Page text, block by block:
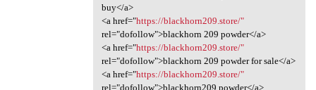
buy</a>
<a href="https://blackhorn209.store/"
rel="dofollow">blackhorn 209 powder</a>
<a href="https://blackhorn209.store/"
rel="dofollow">blackhorn 209 powder for sale</a>
<a href="https://blackhorn209.store/"
rel="dofollow">blackhorn209 powder</a>